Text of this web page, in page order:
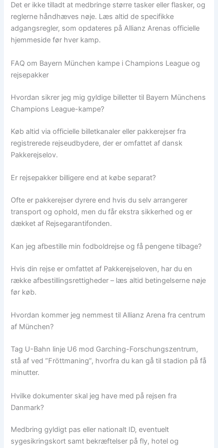
Det er ikke tilladt at medbringe større tasker eller flasker, og
reglerne håndhæves nøje. Læs altid de specifikke
adgangsregler, som opdateres på Allianz Arenas officielle
hjemmeside før hver kamp.
FAQ om Bayern München kampe i Champions League og
rejsepakker
Hvordan sikrer jeg mig gyldige billetter til Bayern Münchens
Champions League-kampe?
Køb altid via officielle billetkanaler eller pakkerejser fra
registrerede rejseudbydere, der er omfattet af dansk
Pakkerejselov.
Er rejsepakker billigere end at købe separat?
Ofte er pakkerejser dyrere end hvis du selv arrangerer
transport og ophold, men du får ekstra sikkerhed og er
dækket af Rejsegarantifonden.
Kan jeg afbestille min fodboldrejse og få pengene tilbage?
Hvis din rejse er omfattet af Pakkerejseloven, har du en
række afbestillingsrettigheder – læs altid betingelserne nøje
før køb.
Hvordan kommer jeg nemmest til Allianz Arena fra centrum
af München?
Tag U-Bahn linje U6 mod Garching-Forschungszentrum,
stå af ved ”Fröttmaning”, hvorfra du kan gå til stadion på få
minutter.
Hvilke dokumenter skal jeg have med på rejsen fra
Danmark?
Medbring gyldigt pas eller nationalt ID, eventuelt
sygesikringskort samt bekræftelser på fly, hotel og